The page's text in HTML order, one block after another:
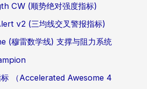
CW (顺势绝对强度指标)
v2 (三均线交叉警报指标)
(穆雷数学线) 支撑与阻力系统
标 （Accelerated Awesome 4